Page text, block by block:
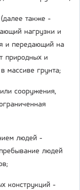
также -
нагрузки и
и передающий на
природных и
массиве грунта;
сооружения,
людей -
людей
конструкций -